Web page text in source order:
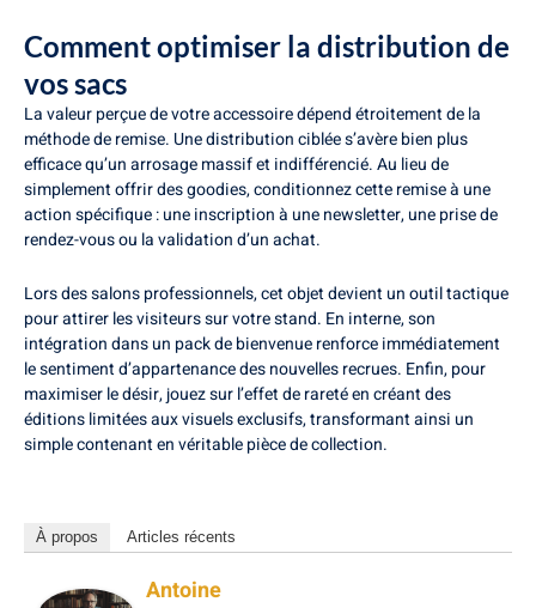
Comment optimiser la distribution de
vos sacs
La valeur perçue de votre accessoire dépend étroitement de la
méthode de remise. Une distribution ciblée s’avère bien plus
efficace qu’un arrosage massif et indifférencié. Au lieu de
simplement offrir des goodies, conditionnez cette remise à une
action spécifique : une inscription à une newsletter, une prise de
rendez-vous ou la validation d’un achat.
Lors des salons professionnels, cet objet devient un outil tactique
pour attirer les visiteurs sur votre stand. En interne, son
intégration dans un pack de bienvenue renforce immédiatement
le sentiment d’appartenance des nouvelles recrues. Enfin, pour
maximiser le désir, jouez sur l’effet de rareté en créant des
éditions limitées aux visuels exclusifs, transformant ainsi un
simple contenant en véritable pièce de collection.
À propos Articles récents
Antoine